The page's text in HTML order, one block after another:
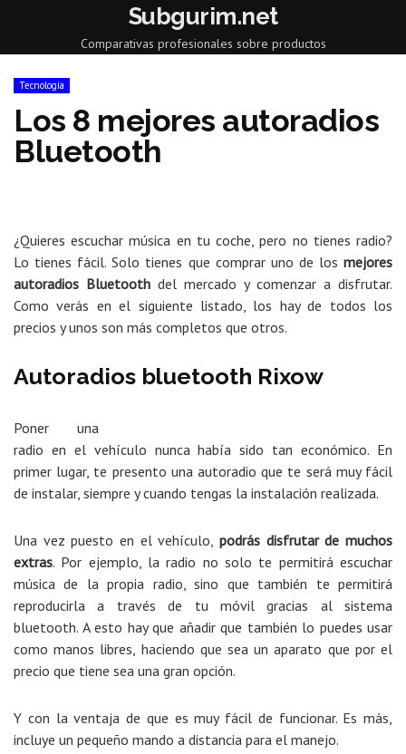
Subgurim.net
Comparativas profesionales sobre productos
Tecnología
Los 8 mejores autoradios
Bluetooth
¿Quieres escuchar música en tu coche, pero no tienes radio?
Lo tienes fácil. Solo tienes que comprar uno de los mejores
autoradios Bluetooth del mercado y comenzar a disfrutar.
Como verás en el siguiente listado, los hay de todos los
precios y unos son más completos que otros.
Autoradios bluetooth Rixow
Poner una
radio en el vehículo nunca había sido tan económico. En
primer lugar, te presento una autoradio que te será muy fácil
de instalar, siempre y cuando tengas la instalación realizada.
Una vez puesto en el vehículo, podrás disfrutar de muchos
extras. Por ejemplo, la radio no solo te permitirá escuchar
música de la propia radio, sino que también te permitirá
reproducirla a través de tu móvil gracias al sistema
bluetooth. A esto hay que añadir que también lo puedes usar
como manos libres, haciendo que sea un aparato que por el
precio que tiene sea una gran opción.
Y con la ventaja de que es muy fácil de funcionar. Es más,
incluye un pequeño mando a distancia para el manejo.